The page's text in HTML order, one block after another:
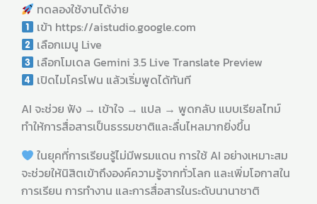
ทดลองใช้งานได้ง่าย
เข้า https://aistudio.google.com
เลือกเมนู Live
เลือกโมเดล Gemini 3.5 Live Translate Preview
เปิดไมโครโฟน แล้วเริ่มพูดได้ทันที
AI จะช่วย ฟัง → เข้าใจ → แปล → พูดกลับ แบบเรียลไทม์
ทำให้การสื่อสารเป็นธรรมชาติและลื่นไหลมากยิ่งขึ้น
ในยุคที่การเรียนรู้ไม่มีพรมแดน การใช้ AI อย่างเหมาะสม
จะช่วยให้นิสิตเข้าถึงองค์ความรู้จากทั่วโลก และเพิ่มโอกาสใน
การเรียน การทำงาน และการสื่อสารในระดับนานาชาติ